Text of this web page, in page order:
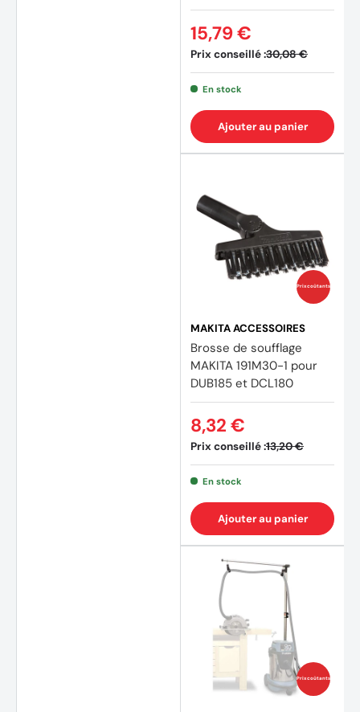
Prix conseillé :30,08 €
15,79 €
En stock
Ajouter au panier
Prix coûtants
MAKITA ACCESSOIRES
Brosse de soufflage
MAKITA 191M30-1 pour
DUB185 et DCL180
Prix conseillé :13,20 €
8,32 €
En stock
Ajouter au panier
Prix coûtants